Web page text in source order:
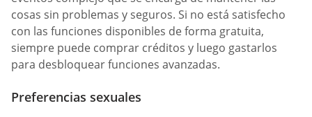
cosas sin problemas y seguros. Si no está satisfecho
con las funciones disponibles de forma gratuita,
siempre puede comprar créditos y luego gastarlos
para desbloquear funciones avanzadas.
Preferencias sexuales